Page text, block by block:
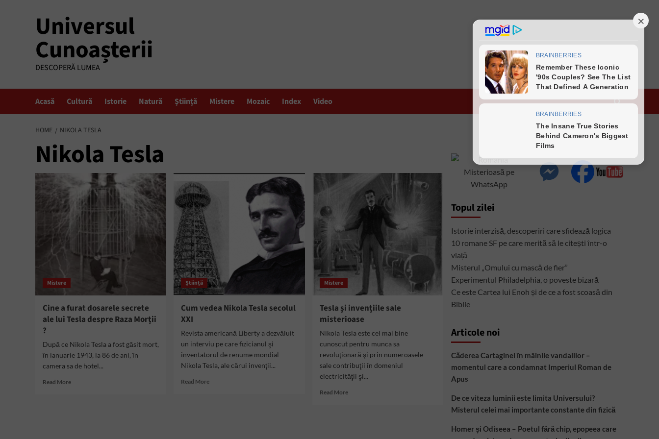
Universul
Cunoașterii
DESCOPERĂ LUMEA
Acasă Cultură Istorie Natură Știință Mistere Mozaic Index Video
HOME NIKOLA TESLA
Nikola Tesla
Mistere
Cine a furat dosarele secrete
ale lui Tesla despre Raza Morții
?
După ce Nikola Tesla a fost găsit mort,
în ianuarie 1943, la 86 de ani, în
camera sa de hotel...
Read MoreRead
Știință
Cum vedea Nikola Tesla secolul
XXI
Revista americană Liberty a dezvăluit
un interviu pe care fizicianul şi
inventatorul de renume mondial
Nikola Tesla, ale cărui invenţii...
Read MoreRead
Mistere
Tesla şi invenţiile sale
misterioase
Nikola Tesla este cel mai bine
cunoscut pentru munca sa
revoluţionară şi prin numeroasele
sale contribuţii în domeniul
electricităţii şi...
Read MoreRead
Topul zilei
Istorie interzisă, descoperiri care sfidează logica
10 romane SF pe care merită să le citești într-o
viață
Misterul „Omului cu mască de fier”
Experimentul Philadelphia, o poveste bizară
Ce este Cartea lui Enoh și de ce a fost scoasă din
Biblie
Articole noi
Căderea Cartaginei în mâinile vandalilor –
momentul care a condamnat Imperiul Roman de
Apus
De ce viteza luminii este limita Universului?
Misterul celei mai importante constante din fizică
Homer și Odiseea – Poetul fără chip, epopeea care